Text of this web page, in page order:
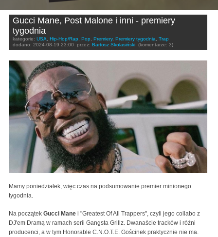
Gucci Mane, Post Malone i inni - premiery
tygodnia
kategorie: USA, Hip-Hop/Rap, Pop, Premiery, Premiery tygodnia, Trap
dodano: 2024-08-19 23:00 przez: Bartosz Skolasiński (komentarze: 3)
Mamy poniedziałek, więc czas na podsumowanie premier minionego
tygodnia.
Na początek Gucci Mane i "Greatest Of All Trappers", czyli jego collabo z
DJ'em Dramą w ramach serii Gangsta Grillz. Dwanaście tracków i różni
producenci, a w tym Honorable C.N.O.T.E. Gościnek praktycznie nie ma.